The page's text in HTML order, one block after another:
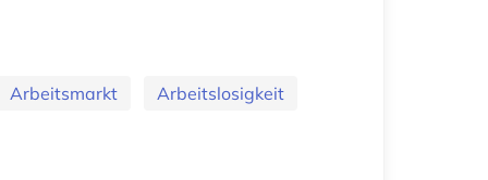
Arbeitsmarkt
Arbeitslosigkeit